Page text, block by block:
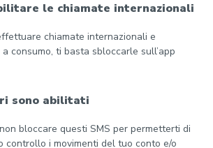
le chiamate internazionali
chiamate internazionali e
consumo, ti basta sbloccarle sull’app
sono abilitati
bloccare questi SMS per permetterti di
controllo i movimenti del tuo conto e/o